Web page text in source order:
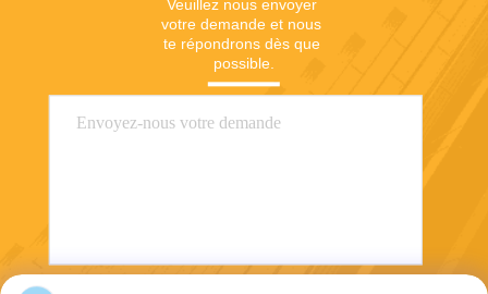
Veuillez nous envoyer
votre demande et nous
te répondrons dès que
possible.